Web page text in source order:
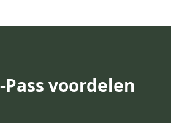
Pass voordelen